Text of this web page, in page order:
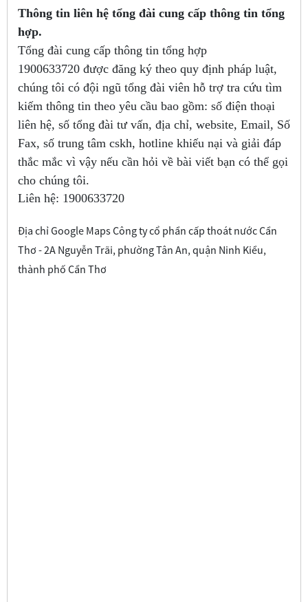
Thông tin liên hệ tổng đài cung cấp thông tin tổng
hợp.
Tổng đài cung cấp thông tin tổng hợp
1900633720 được đăng ký theo quy định pháp luật,
chúng tôi có đội ngũ tổng đài viên hỗ trợ tra cứu tìm
kiếm thông tin theo yêu cầu bao gồm: số điện thoại
liên hệ, số tổng đài tư vấn, địa chỉ, website, Email, Số
Fax, số trung tâm cskh, hotline khiếu nại và giải đáp
thắc mắc vì vậy nếu cần hỏi về bài viết bạn có thể gọi
cho chúng tôi.
Liên hệ: 1900633720
Địa chỉ Google Maps Công ty cổ phần cấp thoát nước Cần
Thơ - 2A Nguyễn Trãi, phường Tân An, quận Ninh Kiều,
thành phố Cần Thơ